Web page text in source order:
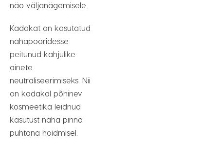
näo väljanägemisele.
Kadakat on kasutatud
nahapooridesse
peitunud kahjulike
ainete
neutraliseerimiseks. Nii
on kadakal põhinev
kosmeetika leidnud
kasutust naha pinna
puhtana hoidmisel.